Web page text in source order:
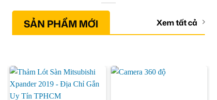
SẢN PHẨM MỚI Xem tất cả